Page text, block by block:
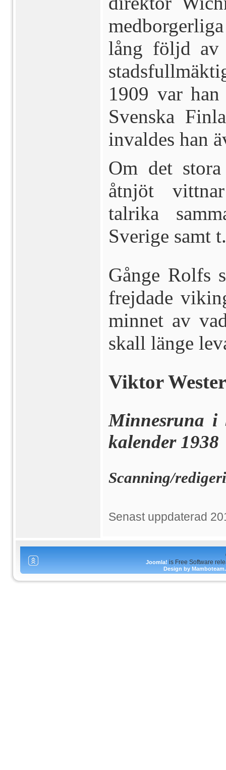
lång följd av
1909 var
Svenska
invaldes han
Om det
åtnjöt
talrika
Sverige samt
Gånge Rolfs
frejdade
minnet av
skall länge
Viktor
Minnesruna i
kalender 1938
Scanning/
Senast uppdaterad
Joomla! is Free Software
Design by